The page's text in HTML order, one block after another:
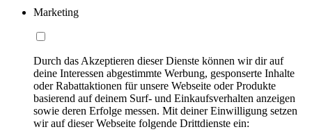
Marketing
Durch das Akzeptieren dieser Dienste können wir dir auf
deine Interessen abgestimmte Werbung, gesponserte Inhalte
oder Rabattaktionen für unsere Webseite oder Produkte
basierend auf deinem Surf- und Einkaufsverhalten anzeigen
sowie deren Erfolge messen. Mit deiner Einwilligung setzen
wir auf dieser Webseite folgende Drittdienste ein: